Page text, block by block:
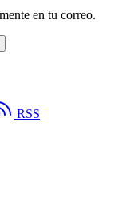
en tu correo.
RSS